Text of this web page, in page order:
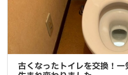
古くなったトイレを交換！一気
古くなったトイレを交換！